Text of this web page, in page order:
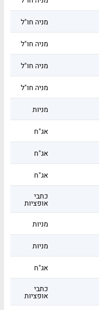
מניה חו"ל
מניה חו"ל
מניה חו"ל
מניה חו"ל
מניות
אג"ח
אג"ח
אג"ח
כתבי
אופציות
מניות
מניות
אג"ח
כתבי
אופציות